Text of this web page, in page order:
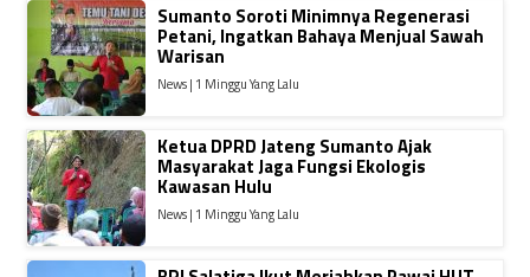
Sumanto Soroti Minimnya Regenerasi
Petani, Ingatkan Bahaya Menjual Sawah
Warisan
News | 1 Minggu Yang Lalu
Ketua DPRD Jateng Sumanto Ajak
Masyarakat Jaga Fungsi Ekologis
Kawasan Hulu
News | 1 Minggu Yang Lalu